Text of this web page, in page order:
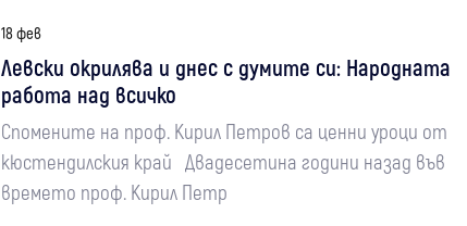
18 фев
Левски окрилява и днес с думите си: Народната
работа над всичко
Спомените на проф. Кирил Петров са ценни уроци от
кюстендилския край Двадесетина години назад във
времето проф. Кирил Петр